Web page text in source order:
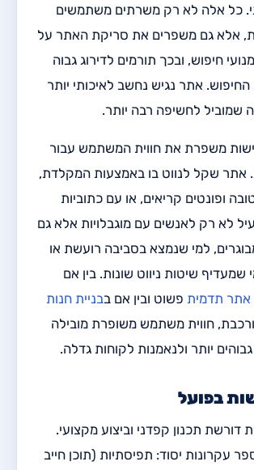
כל אלה לא רק משרתים משתמשים
אלא גם משפרים את סריקת האתר על
חיפוש, ובכך תורמים לדירוג גבוה
החיפוש. אתר נגיש נחשב לאיכותי יותר
שמוביל לחשיפה רבה יותר.
משפרת את חווית המשתמש עבור
אתר שקל לנווט בו באמצעות המקלדת,
ופונטים קריאים, או עם כתוביות
לא רק לאנשים עם מוגבלויות אלא גם
למי שנמצא בסביבה רועשת או
שמעדיף שיטות ניווט שונות. בין אם
אתר תדמית פשוט ובין אם בבניית חנות
חווית משתמש משופרת מובילה
יותר ולנאמנות לקוחות גדלה.
בפועל
דורשת תכנון קפדני וביצוע מקצועי.
עקרונות יסוד: תפיסתיות (תוכן חייב